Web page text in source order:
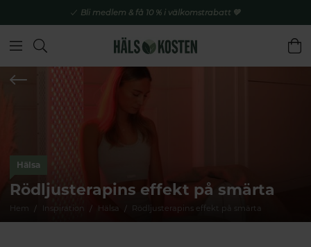
Bli medlem & få 10 % i välkomstrabatt 💚
Hälsa
Rödljusterapins effekt på smärta
Hem Inspiration Hälsa Rödljusterapins effekt på smärta